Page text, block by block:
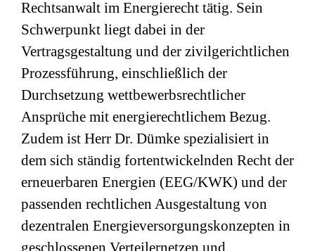
Rechtsanwalt im Energierecht tätig. Sein
Schwerpunkt liegt dabei in der
Vertragsgestaltung und der zivilgerichtlichen
Prozessführung, einschließlich der
Durchsetzung wettbewerbsrechtlicher
Ansprüche mit energierechtlichem Bezug.
Zudem ist Herr Dr. Dümke spezialisiert in
dem sich ständig fortentwickelnden Recht der
erneuerbaren Energien (EEG/KWK) und der
passenden rechtlichen Ausgestaltung von
dezentralen Energieversorgungskonzepten in